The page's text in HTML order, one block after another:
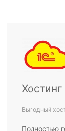
Хостинг
Выгодный
Полностью